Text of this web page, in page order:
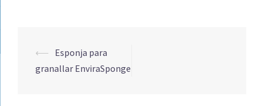
Navegación
de
⟵ Esponja para
granallar EnviraSponge